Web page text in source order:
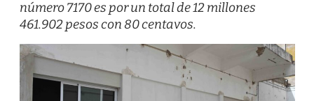
número 7170 es por un total de 12 millones
461.902 pesos con 80 centavos.